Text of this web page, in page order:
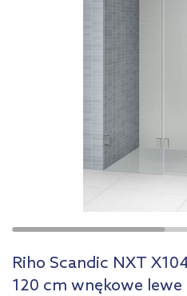
Riho Scandic NXT
120 cm wnękowe